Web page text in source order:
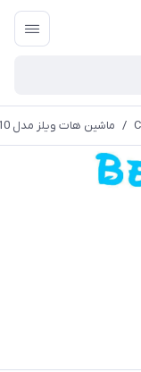
/ ماشین هات ویلز مدل Dodge Viper rt/10